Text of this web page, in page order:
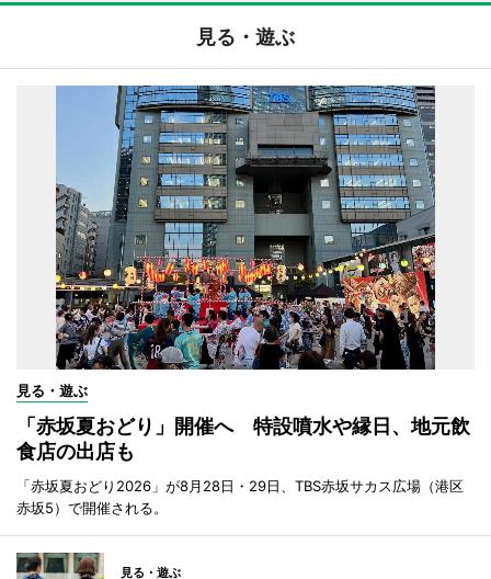
見る・遊ぶ
見る・遊ぶ
「赤坂夏おどり」開催へ 特設噴水や縁日、地元飲
食店の出店も
「赤坂夏おどり2026」が8月28日・29日、TBS赤坂サカス広場（港区
赤坂5）で開催される。
見る・遊ぶ